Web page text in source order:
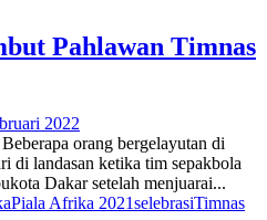
Pahlawan Timnas
2022
orang bergelayutan di
di landasan ketika tim sepakbola
Dakar setelah menjuarai...
Piala Afrika 2021selebrasiTimnas